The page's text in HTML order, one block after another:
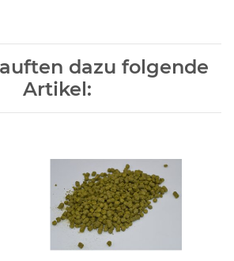
dazu folgende
Artikel: